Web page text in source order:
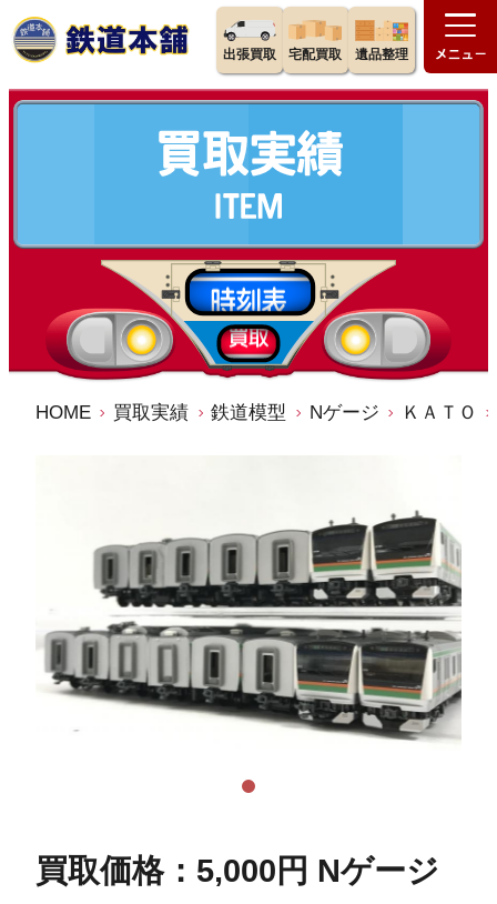
出張買取 宅配買取 遺品整理
HOME 買取実績 鉄道模型 Nゲージ ＫＡＴＯ
買取価格：5,000円 Nゲージ